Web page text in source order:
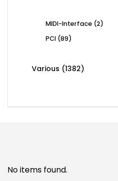
MIDI-Interface 22
PCI 8989
Various 13821382
No items found.